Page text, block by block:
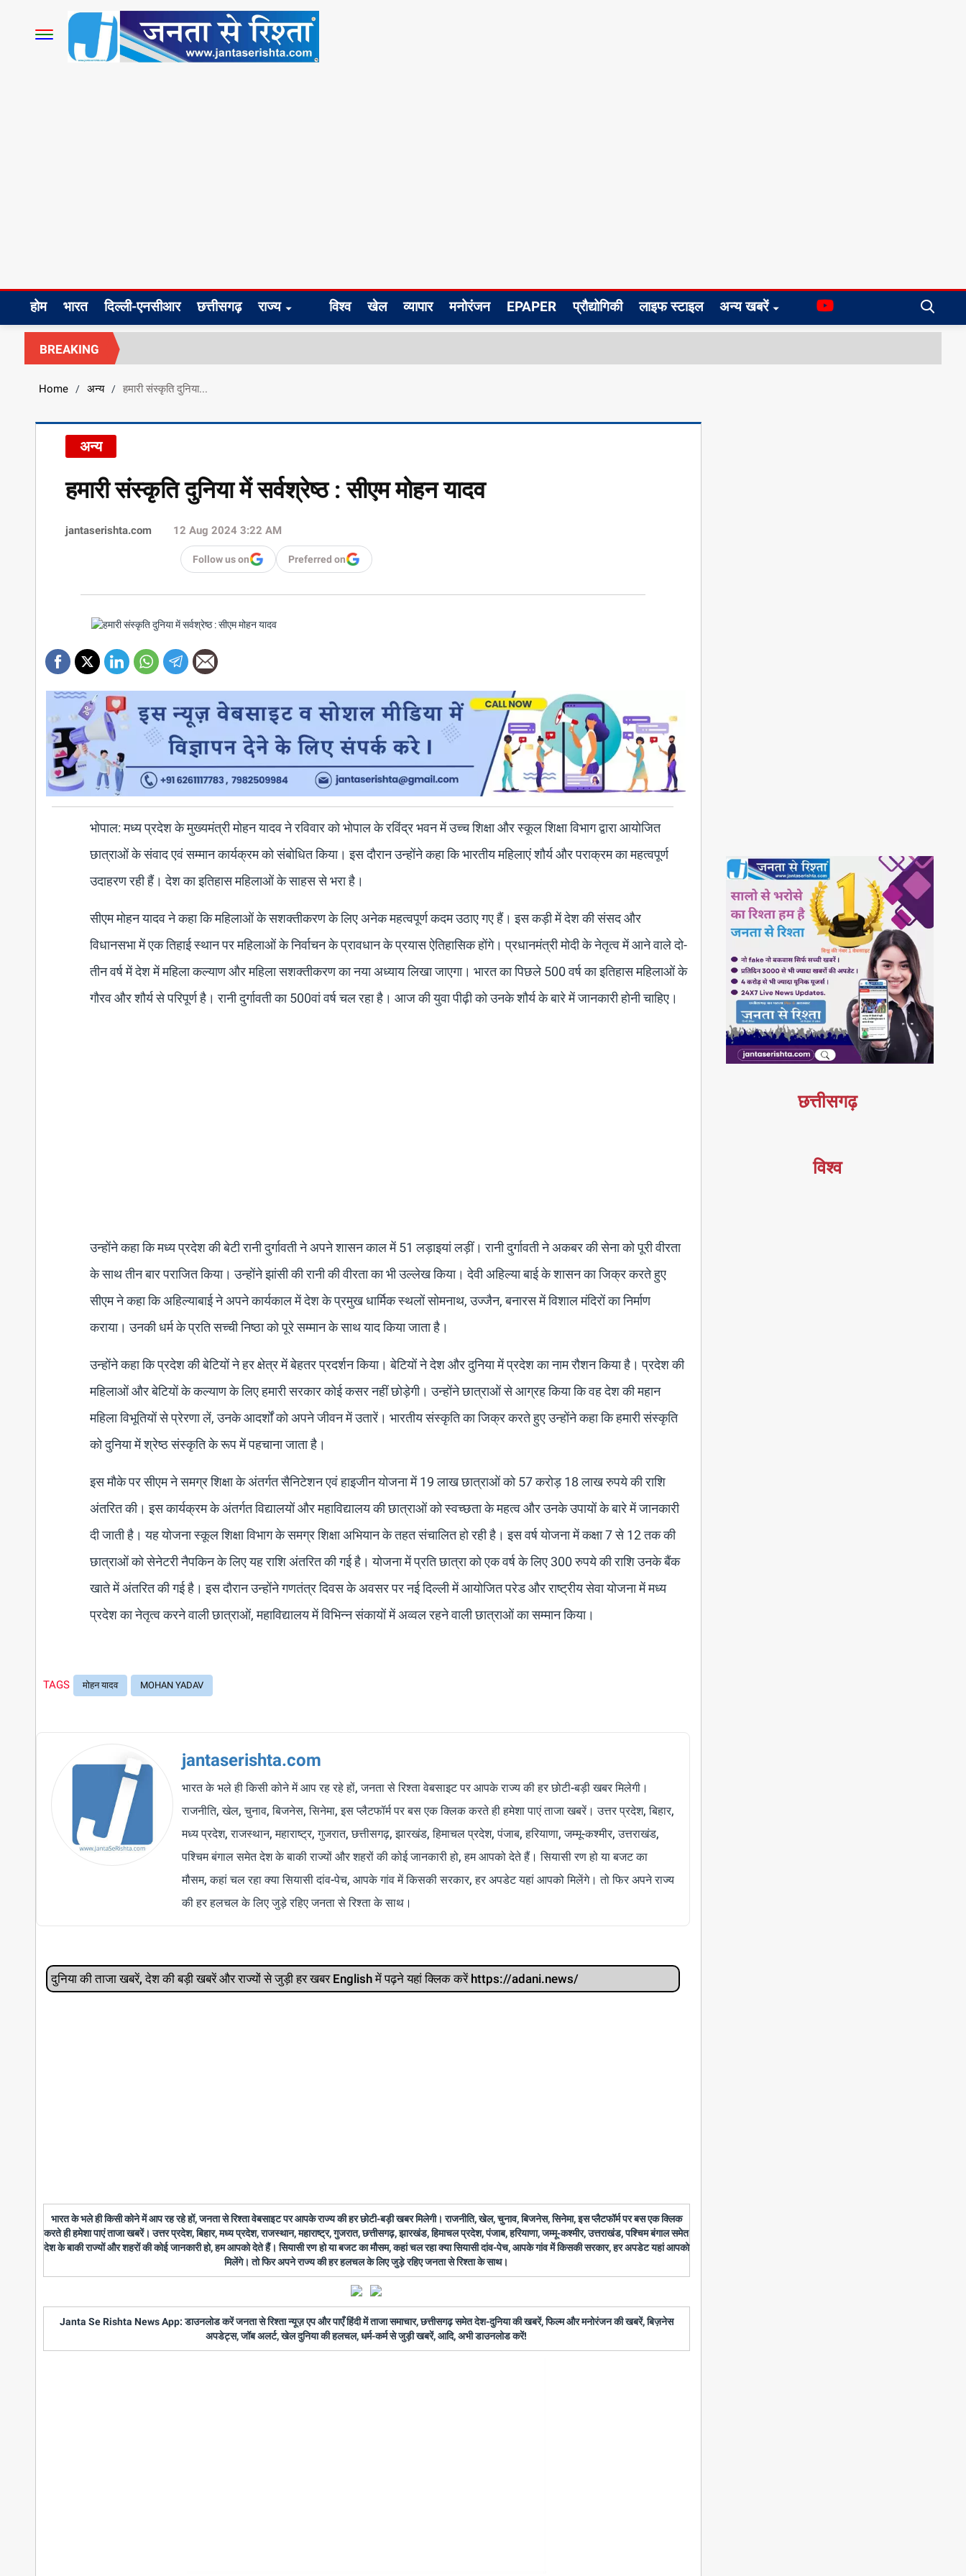
होम भारत दिल्ली-एनसीआर छत्तीसगढ़ राज्य विश्व खेल व्यापार मनोरंजन EPAPER प्रौद्योगिकी लाइफ स्टाइल अन्य खबरें
BREAKING
Home / अन्य / हमारी संस्कृति दुनिया...
अन्य
हमारी संस्कृति दुनिया में सर्वश्रेष्ठ : सीएम मोहन यादव
jantaserishta.com 12 Aug 2024 3:22 AM
Follow us on Preferred on
भोपाल: मध्य प्रदेश के मुख्यमंत्री मोहन यादव ने रविवार को भोपाल के रविंद्र भवन में उच्च शिक्षा और स्कूल शिक्षा विभाग द्वारा आयोजित
छात्राओं के संवाद एवं सम्मान कार्यक्रम को संबोधित किया। इस दौरान उन्होंने कहा कि भारतीय महिलाएं शौर्य और पराक्रम का महत्वपूर्ण
उदाहरण रही हैं। देश का इतिहास महिलाओं के साहस से भरा है।
सीएम मोहन यादव ने कहा कि महिलाओं के सशक्तीकरण के लिए अनेक महत्वपूर्ण कदम उठाए गए हैं। इस कड़ी में देश की संसद और
विधानसभा में एक तिहाई स्थान पर महिलाओं के निर्वाचन के प्रावधान के प्रयास ऐतिहासिक होंगे। प्रधानमंत्री मोदी के नेतृत्व में आने वाले दो-
तीन वर्ष में देश में महिला कल्याण और महिला सशक्तीकरण का नया अध्याय लिखा जाएगा। भारत का पिछले 500 वर्ष का इतिहास महिलाओं के
गौरव और शौर्य से परिपूर्ण है। रानी दुर्गावती का 500वां वर्ष चल रहा है। आज की युवा पीढ़ी को उनके शौर्य के बारे में जानकारी होनी चाहिए।
उन्होंने कहा कि मध्य प्रदेश की बेटी रानी दुर्गावती ने अपने शासन काल में 51 लड़ाइयां लड़ीं। रानी दुर्गावती ने अकबर की सेना को पूरी वीरता
के साथ तीन बार पराजित किया। उन्होंने झांसी की रानी की वीरता का भी उल्लेख किया। देवी अहिल्या बाई के शासन का जिक्र करते हुए
सीएम ने कहा कि अहिल्याबाई ने अपने कार्यकाल में देश के प्रमुख धार्मिक स्थलों सोमनाथ, उज्जैन, बनारस में विशाल मंदिरों का निर्माण
कराया। उनकी धर्म के प्रति सच्ची निष्ठा को पूरे सम्मान के साथ याद किया जाता है।
उन्होंने कहा कि प्रदेश की बेटियों ने हर क्षेत्र में बेहतर प्रदर्शन किया। बेटियों ने देश और दुनिया में प्रदेश का नाम रौशन किया है। प्रदेश की
महिलाओं और बेटियों के कल्याण के लिए हमारी सरकार कोई कसर नहीं छोड़ेगी। उन्होंने छात्राओं से आग्रह किया कि वह देश की महान
महिला विभूतियों से प्रेरणा लें, उनके आदर्शों को अपने जीवन में उतारें। भारतीय संस्कृति का जिक्र करते हुए उन्होंने कहा कि हमारी संस्कृति
को दुनिया में श्रेष्ठ संस्कृति के रूप में पहचाना जाता है।
इस मौके पर सीएम ने समग्र शिक्षा के अंतर्गत सैनिटेशन एवं हाइजीन योजना में 19 लाख छात्राओं को 57 करोड़ 18 लाख रुपये की राशि
अंतरित की। इस कार्यक्रम के अंतर्गत विद्यालयों और महाविद्यालय की छात्राओं को स्वच्छता के महत्व और उनके उपायों के बारे में जानकारी
दी जाती है। यह योजना स्कूल शिक्षा विभाग के समग्र शिक्षा अभियान के तहत संचालित हो रही है। इस वर्ष योजना में कक्षा 7 से 12 तक की
छात्राओं को सेनेटरी नैपकिन के लिए यह राशि अंतरित की गई है। योजना में प्रति छात्रा को एक वर्ष के लिए 300 रुपये की राशि उनके बैंक
खाते में अंतरित की गई है। इस दौरान उन्होंने गणतंत्र दिवस के अवसर पर नई दिल्ली में आयोजित परेड और राष्ट्रीय सेवा योजना में मध्य
प्रदेश का नेतृत्व करने वाली छात्राओं, महाविद्यालय में विभिन्न संकायों में अव्वल रहने वाली छात्राओं का सम्मान किया।
TAGS मोहन यादव MOHAN YADAV
jantaserishta.com
भारत के भले ही किसी कोने में आप रह रहे हों, जनता से रिश्ता वेबसाइट पर आपके राज्य की हर छोटी-बड़ी खबर मिलेगी।
राजनीति, खेल, चुनाव, बिजनेस, सिनेमा, इस प्लैटफॉर्म पर बस एक क्लिक करते ही हमेशा पाएं ताजा खबरें। उत्तर प्रदेश, बिहार,
मध्य प्रदेश, राजस्थान, महाराष्ट्र, गुजरात, छत्तीसगढ़, झारखंड, हिमाचल प्रदेश, पंजाब, हरियाणा, जम्मू-कश्मीर, उत्तराखंड,
पश्चिम बंगाल समेत देश के बाकी राज्यों और शहरों की कोई जानकारी हो, हम आपको देते हैं। सियासी रण हो या बजट का
मौसम, कहां चल रहा क्या सियासी दांव-पेच, आपके गांव में किसकी सरकार, हर अपडेट यहां आपको मिलेंगे। तो फिर अपने राज्य
की हर हलचल के लिए जुड़े रहिए जनता से रिश्ता के साथ।
दुनिया की ताजा खबरें, देश की बड़ी खबरें और राज्‍यों से जुड़ी हर खबर English में पढ़ने यहां क्लिक करें https://adani.news/
भारत के भले ही किसी कोने में आप रह रहे हों, जनता से रिश्ता वेबसाइट पर आपके राज्य की हर छोटी-बड़ी खबर मिलेगी। राजनीति, खेल, चुनाव, बिजनेस, सिनेमा, इस प्लैटफॉर्म पर बस एक क्लिक
करते ही हमेशा पाएं ताजा खबरें। उत्तर प्रदेश, बिहार, मध्य प्रदेश, राजस्थान, महाराष्ट्र, गुजरात, छत्तीसगढ़, झारखंड, हिमाचल प्रदेश, पंजाब, हरियाणा, जम्मू-कश्मीर, उत्तराखंड, पश्चिम बंगाल समेत
देश के बाकी राज्यों और शहरों की कोई जानकारी हो, हम आपको देते हैं। सियासी रण हो या बजट का मौसम, कहां चल रहा क्या सियासी दांव-पेच, आपके गांव में किसकी सरकार, हर अपडेट यहां आपको
मिलेंगे। तो फिर अपने राज्य की हर हलचल के लिए जुड़े रहिए जनता से रिश्ता के साथ।
Janta Se Rishta News App: डाउनलोड करें जनता से रिश्ता न्यूज़ एप और पाएँ हिंदी में ताजा समाचार, छत्तीसगढ़ समेत देश-दुनिया की खबरें, फिल्म और मनोरंजन की खबरें, बिज़नेस
अपडेट्स, जॉब अलर्ट, खेल दुनिया की हलचल, धर्म-कर्म से जुड़ी खबरें, आदि, अभी डाउनलोड करें!
छत्तीसगढ़
विश्व